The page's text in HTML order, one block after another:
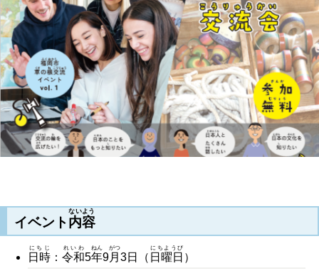
イベント内容
ないよう
日時
にちじ
：令和
れいわ
5年
ねん
9月
がつ
3日（ 日曜日
にちようび
）